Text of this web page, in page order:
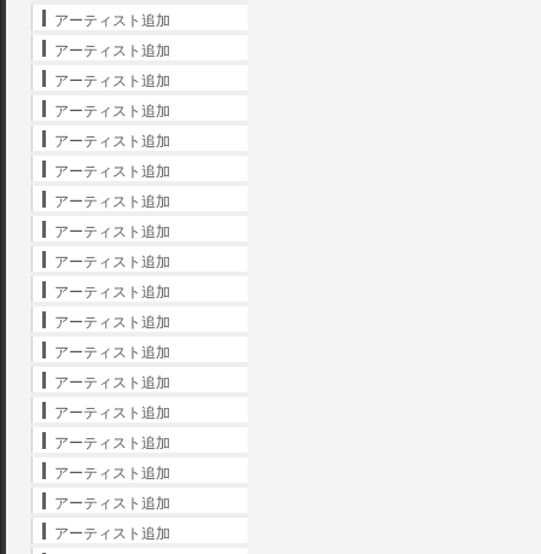
アーティスト追加
アーティスト追加
アーティスト追加
アーティスト追加
アーティスト追加
アーティスト追加
アーティスト追加
アーティスト追加
アーティスト追加
アーティスト追加
アーティスト追加
アーティスト追加
アーティスト追加
アーティスト追加
アーティスト追加
アーティスト追加
アーティスト追加
アーティスト追加